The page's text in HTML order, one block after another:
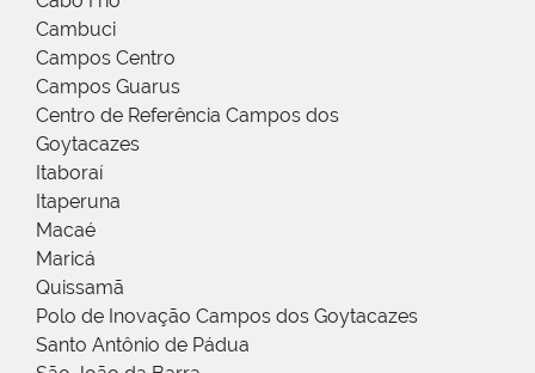
Cambuci
Campos Centro
Campos Guarus
Centro de Referência Campos dos
Goytacazes
Itaboraí
Itaperuna
Macaé
Maricá
Quissamã
Polo de Inovação Campos dos Goytacazes
Santo Antônio de Pádua